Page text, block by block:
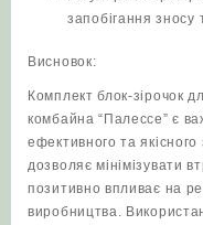
запобігання зносу
Висновок:
Комплект блок-зірочок
комбайна “Палессе” є
ефективного та
дозволяє мінімізувати
позитивно впливає на
виробництва.